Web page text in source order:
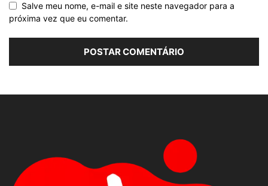
Salve meu nome, e-mail e site neste navegador para a
próxima vez que eu comentar.